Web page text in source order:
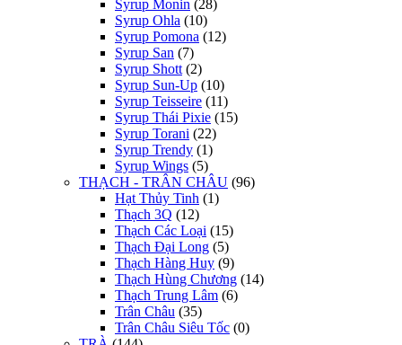
Syrup Monin (28)
Syrup Ohla (10)
Syrup Pomona (12)
Syrup San (7)
Syrup Shott (2)
Syrup Sun-Up (10)
Syrup Teisseire (11)
Syrup Thái Pixie (15)
Syrup Torani (22)
Syrup Trendy (1)
Syrup Wings (5)
THẠCH - TRÂN CHÂU (96)
Hạt Thủy Tinh (1)
Thạch 3Q (12)
Thạch Các Loại (15)
Thạch Đại Long (5)
Thạch Hàng Huy (9)
Thạch Hùng Chương (14)
Thạch Trung Lâm (6)
Trân Châu (35)
Trân Châu Siêu Tốc (0)